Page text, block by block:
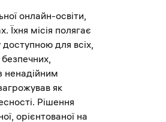
онлайн-освіти,
Їхня місія полягає
доступною для всіх,
ненадійним
як
Рішення
орієнтованої на